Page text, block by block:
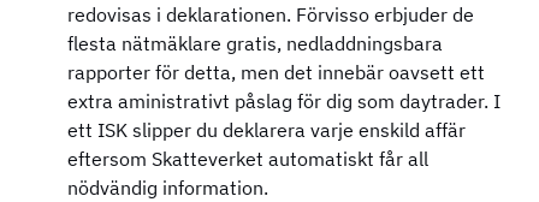
redovisas i deklarationen. Förvisso erbjuder de
flesta nätmäklare gratis, nedladdningsbara
rapporter för detta, men det innebär oavsett ett
extra aministrativt påslag för dig som daytrader. I
ett ISK slipper du deklarera varje enskild affär
eftersom Skatteverket automatiskt får all
nödvändig information.